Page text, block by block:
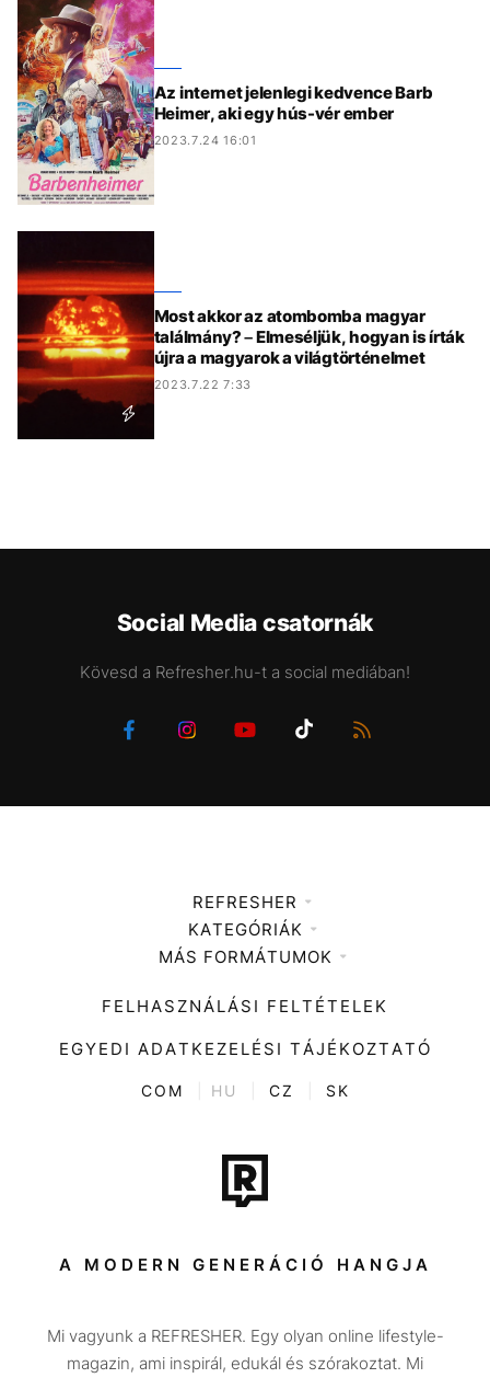
Az internet jelenlegi kedvence Barb
Heimer, aki egy hús-vér ember
2023.7.24 16:01
Most akkor az atombomba magyar
találmány? – Elmeséljük, hogyan is írták
újra a magyarok a világtörténelmet
2023.7.22 7:33
Social Media csatornák
Kövesd a Refresher.hu-t a social mediában!
REFRESHER
Médiaajánlat
KATEGÓRIÁK
Zene
Divat
Kultúra
ENTR
Tech-Tudomány
Sport
Társadalom
Utazás
MÁS FORMÁTUMOK
FELHASZNÁLÁSI FELTÉTELEK
EGYEDI ADATKEZELÉSI TÁJÉKOZTATÓ
COM HU CZ SK
A MODERN GENERÁCIÓ HANGJA
Mi vagyunk a REFRESHER. Egy olyan online lifestyle-
magazin, ami inspirál, edukál és szórakoztat. Mi